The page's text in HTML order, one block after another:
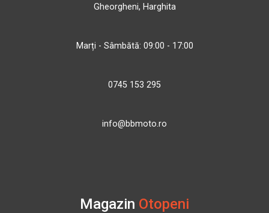
Gheorgheni, Harghita
Marți - Sâmbătă: 09:00 - 17:00
0745 153 295
info@bbmoto.ro
Magazin Otopeni